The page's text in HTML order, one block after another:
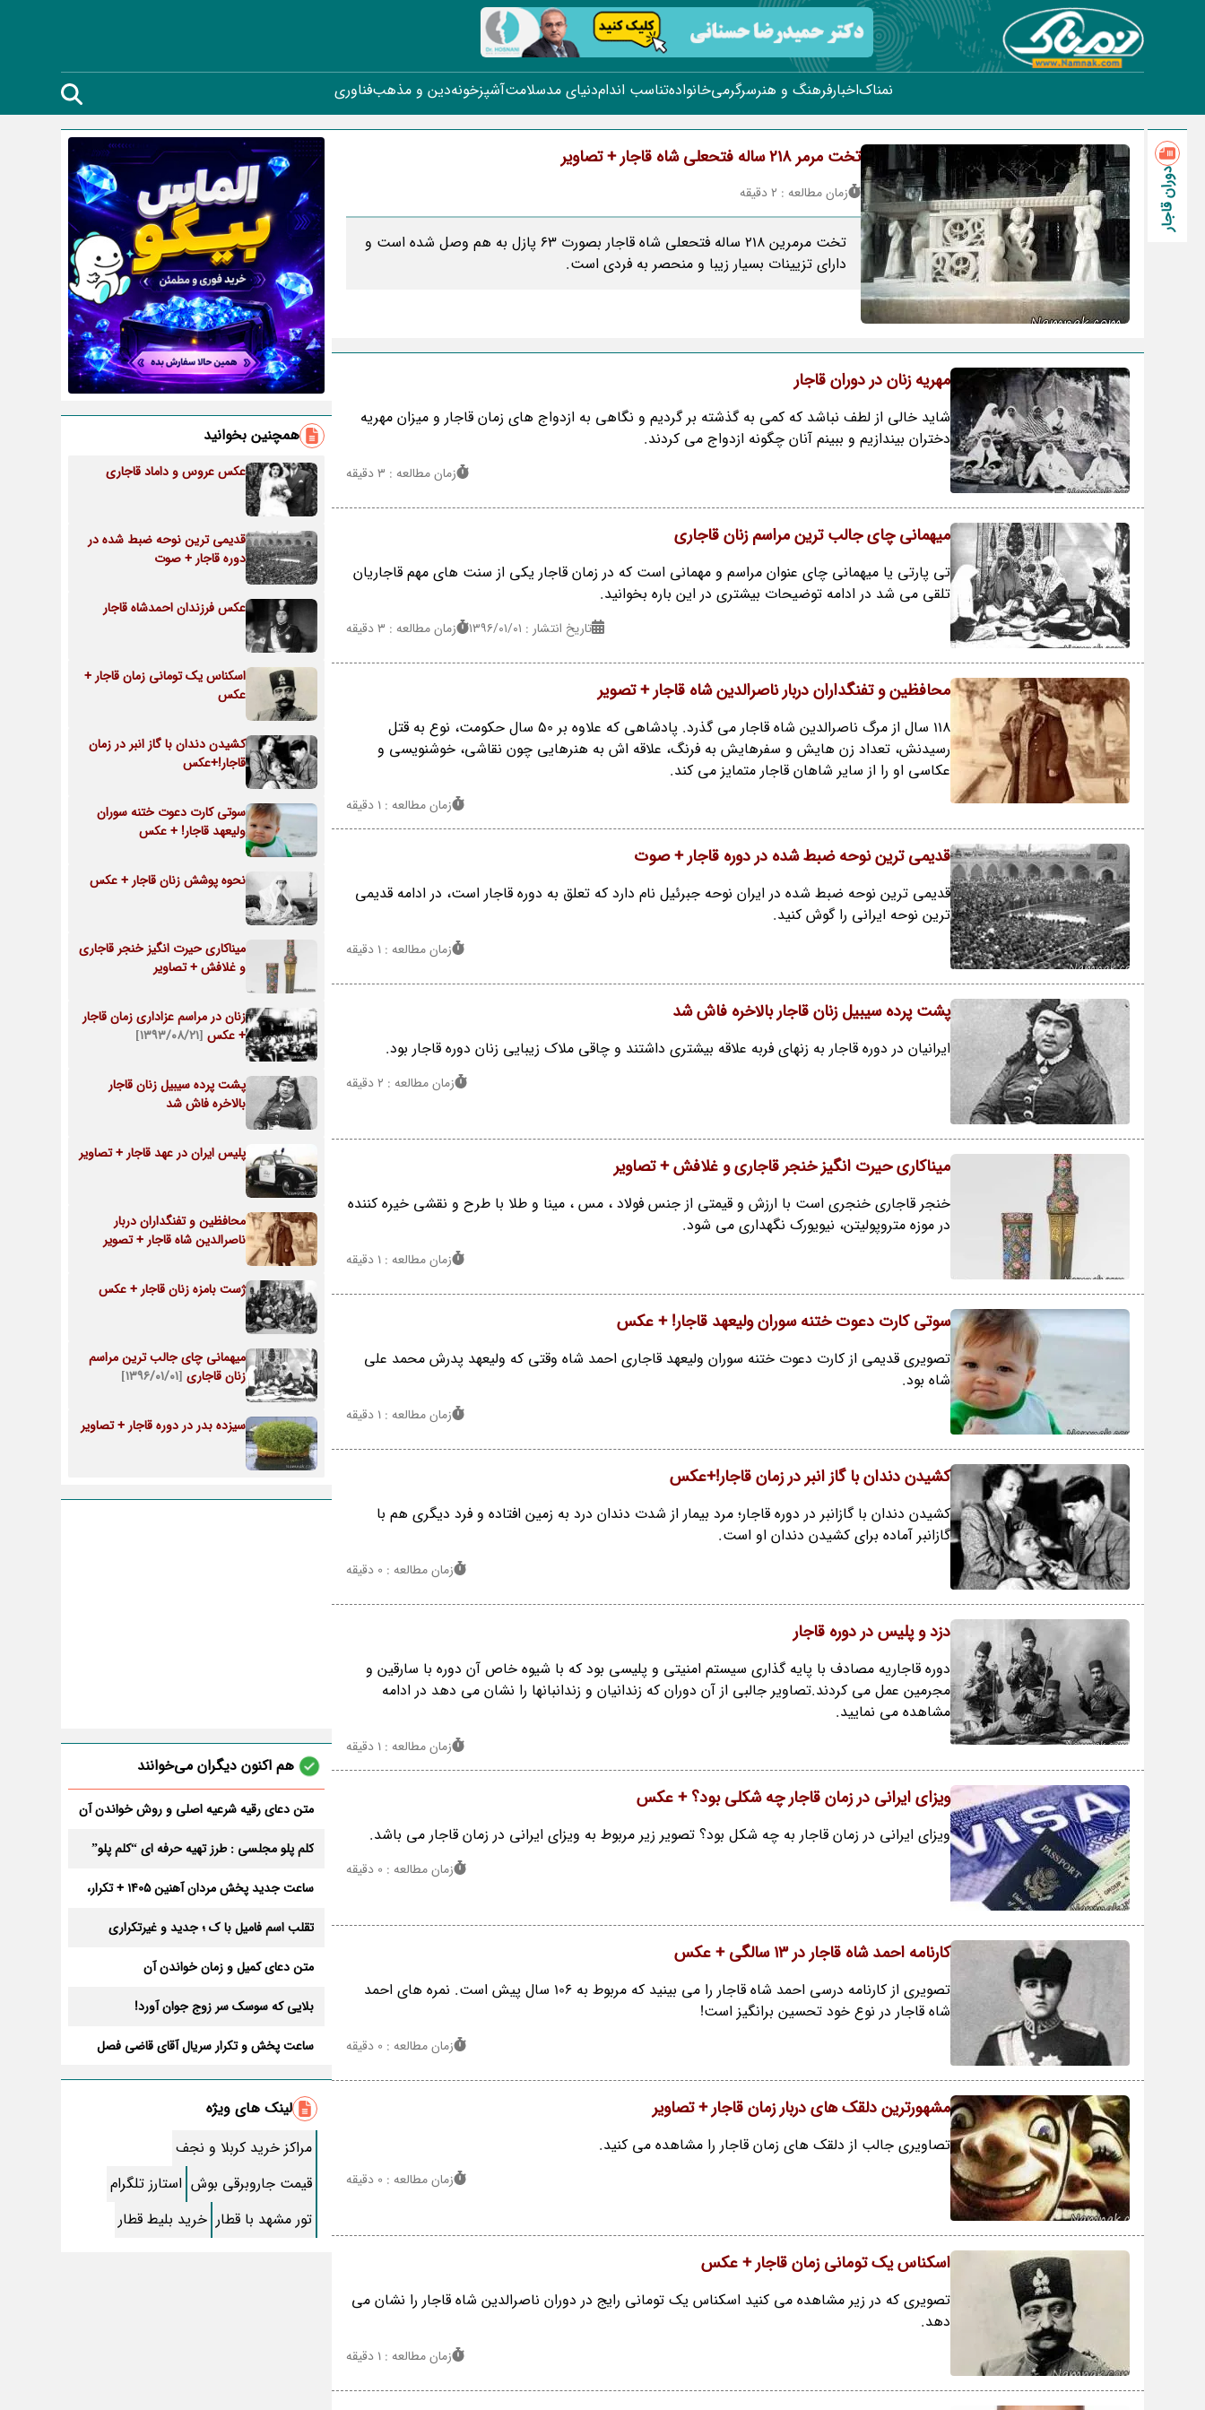
نمناکاخبارفرهنگ و هنرسرگرمیخانوادهتناسب اندامدنیای مدسلامتآشپزخونهدین و مذهبفناوری
دوران قاجار
تخت مرمر 218 ساله فتحعلی شاه قاجار + تصاویر
زمان مطالعه : 2 دقیقه
تخت مرمرین 218 ساله فتحعلی شاه قاجار بصورت 63 پازل به هم وصل شده است و
دارای تزیینات بسیار زیبا و منحصر به فردی است.
مهریه زنان در دوران قاجار
شاید خالی از لطف نباشد که کمی به گذشته بر گردیم و نگاهی به ازدواج های زمان قاجار و میزان مهریه
دختران بیندازیم و ببینم آنان چگونه ازدواج می کردند.
زمان مطالعه : 3 دقیقه
میهمانی چای جالب ترین مراسم زنان قاجاری
تی پارتی یا میهمانی چای عنوان مراسم و مهمانی است که در زمان قاجار یکی از سنت های مهم قاجاریان
تلقی می شد در ادامه توضیحات بیشتری در این باره بخوانید.
تاریخ انتشار : ۱۳۹۶/۰۱/۰۱ زمان مطالعه : 3 دقیقه
محافظین و تفنگداران دربار ناصرالدین شاه قاجار + تصویر
118 سال از مرگ ناصرالدین شاه قاجار می گذرد. پادشاهی که علاوه بر 50 سال حکومت، نوع به قتل
رسیدنش، تعداد زن هایش و سفرهایش به فرنگ، علاقه اش به هنرهایی چون نقاشی، خوشنویسی و
عکاسی او را از سایر شاهان قاجار متمایز می کند.
زمان مطالعه : 1 دقیقه
قدیمی ترین نوحه ضبط شده در دوره قاجار + صوت
قدیمی ترین نوحه ضبط شده در ایران نوحه جبرئیل نام دارد که تعلق به دوره قاجار است، در ادامه قدیمی
ترین نوحه ایرانی را گوش کنید.
زمان مطالعه : 1 دقیقه
پشت پرده سیبیل زنان قاجار بالاخره فاش شد
ایرانیان در دوره قاجار به زنهای فربه علاقه بیشتری داشتند و چاقی ملاک زیبایی زنان دوره قاجار بود.
زمان مطالعه : 2 دقیقه
میناکاری حیرت انگیز خنجر قاجاری و غلافش + تصاویر
خنجر قاجاری خنجری است با ارزش و قیمتی از جنس فولاد ، مس ، مینا و طلا با طرح و نقشی خیره کننده
در موزه متروپولیتن، نیویورک نگهداری می شود.
زمان مطالعه : 1 دقیقه
سوتی کارت دعوت ختنه سوران ولیعهد قاجار! + عکس
تصویری قدیمی از کارت دعوت ختنه سوران ولیعهد قاجاری احمد شاه وقتی که ولیعهد پدرش محمد علی
شاه بود.
زمان مطالعه : 1 دقیقه
کشیدن دندان با گاز انبر در زمان قاجار!+عکس
کشیدن دندان با گازانبر در دوره قاجار؛ مرد بیمار از شدت دندان درد به زمین افتاده و فرد دیگری هم با
گازانبر آماده برای کشیدن دندان او است.
زمان مطالعه : 0 دقیقه
دزد و پلیس در دوره قاجار
دوره قاجاریه مصادف با پایه گذاری سیستم امنیتی و پلیسی بود که با شیوه خاص آن دوره با سارقین و
مجرمین عمل می کردند.تصاویر جالبی از آن دوران که زندانیان و زندانبانها را نشان می دهد در ادامه
مشاهده می نمایید.
زمان مطالعه : 1 دقیقه
ویزای ایرانی در زمان قاجار چه شکلی بود؟ + عکس
ویزای ایرانی در زمان قاجار به چه شکل بود؟ تصویر زیر مربوط به ویزای ایرانی در زمان قاجار می باشد.
زمان مطالعه : 0 دقیقه
کارنامه احمد شاه قاجار در 13 سالگی + عکس
تصویری از کارنامه درسی احمد شاه قاجار را می بینید که مربوط به 106 سال پیش است. نمره های احمد
شاه قاجار در نوع خود تحسین برانگیز است!
زمان مطالعه : 0 دقیقه
مشهورترین دلقک های دربار زمان قاجار + تصاویر
تصاویری جالب از دلقک های زمان قاجار را مشاهده می کنید.
زمان مطالعه : 0 دقیقه
اسکناس یک تومانی زمان قاجار + عکس
تصویری که در زیر مشاهده می کنید اسکناس یک تومانی رایج در دوران ناصرالدین شاه قاجار را نشان می
دهد.
زمان مطالعه : 1 دقیقه
همچنین بخوانید
عکس عروس و داماد قاجاری
قدیمی ترین نوحه ضبط شده در
دوره قاجار + صوت
عکس فرزندان احمدشاه قاجار
اسکناس یک تومانی زمان قاجار +
عکس
کشیدن دندان با گاز انبر در زمان
قاجار!+عکس
سوتی کارت دعوت ختنه سوران
ولیعهد قاجار! + عکس
نحوه پوشش زنان قاجار + عکس
میناکاری حیرت انگیز خنجر قاجاری
و غلافش + تصاویر
زنان در مراسم عزاداری زمان قاجار
+ عکس [۱۳۹۳/۰۸/۲۱]
پشت پرده سیبیل زنان قاجار
بالاخره فاش شد
پلیس ایران در عهد قاجار + تصاویر
محافظین و تفنگداران دربار
ناصرالدین شاه قاجار + تصویر
ژست بامزه زنان قاجار + عکس
میهمانی چای جالب ترین مراسم
زنان قاجاری [۱۳۹۶/۰۱/۰۱]
سیزده بدر در دوره قاجار + تصاویر
هم اکنون دیگران می‌خوانند
متن دعای رقیه شرعیه اصلی و روش خواندن آن
کلم پلو مجلسی : طرز تهیه حرفه ای “کلم پلو”
ساعت جدید پخش مردان آهنین 1405 + تکرار،
تقلب اسم فامیل با ک ؛ جدید و غیرتکراری
متن دعای کمیل و زمان خواندن آن
بلایی که سوسک سر زوج جوان آورد!
ساعت پخش و تکرار سریال آقای قاضی فصل
طرز تهیه سالاد ماکارونی خانگی خوشمزه و لذیذ
+ آموزش تصویری
طرز تهیه پاستا با سس آلفردو و مرغ فوری +
آموزش تصویری پنه
جواب کامل اسم فامیل با “س”
ماه قرمز نشانه آخر دنیا در آسمان ظاهر شد !
جملات زیبا برای بهترین پدر دنیا
لینک های ویژه
مراکز خرید کربلا و نجف
قیمت جاروبرقی بوش استارز تلگرام
تور مشهد با قطار خرید بلیط قطار